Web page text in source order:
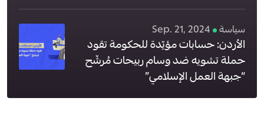
سياسة Sep. 21, 2024
الأردن: حسابات مؤيّدة للحكومة تقود
حملة تشويه ضد وسام ربيحات مُرشّح
“جبهة العمل الإسلامي”